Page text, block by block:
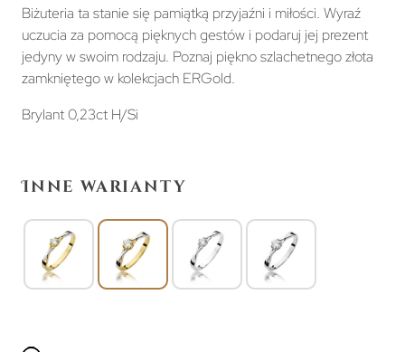
Biżuteria ta stanie się pamiątką przyjaźni i miłości. Wyraź
uczucia za pomocą pięknych gestów i podaruj jej prezent
jedyny w swoim rodzaju. Poznaj piękno szlachetnego złota
zamkniętego w kolekcjach ERGold.
Brylant 0,23ct H/Si
Inne warianty